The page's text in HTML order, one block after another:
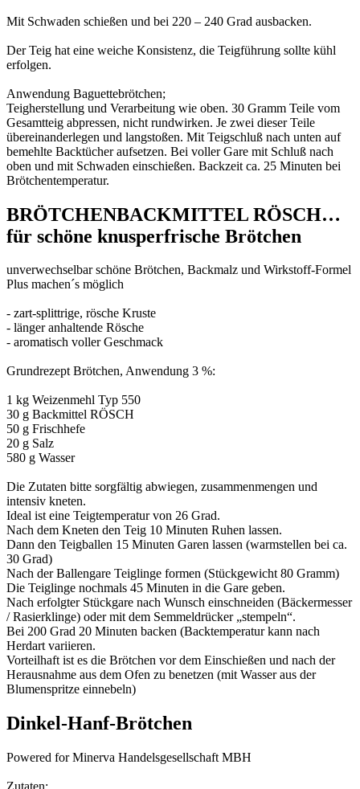
Mit Schwaden schießen und bei 220 – 240 Grad ausbacken.
Der Teig hat eine weiche Konsistenz, die Teigführung sollte kühl
erfolgen.
Anwendung Baguettebrötchen;
Teigherstellung und Verarbeitung wie oben. 30 Gramm Teile vom
Gesamtteig abpressen, nicht rundwirken. Je zwei dieser Teile
übereinanderlegen und langstoßen. Mit Teigschluß nach unten auf
bemehlte Backtücher aufsetzen. Bei voller Gare mit Schluß nach
oben und mit Schwaden einschießen. Backzeit ca. 25 Minuten bei
Brötchentemperatur.
BRÖTCHENBACKMITTEL RÖSCH…
für schöne knusperfrische Brötchen
unverwechselbar schöne Brötchen, Backmalz und Wirkstoff-Formel
Plus machen´s möglich
- zart-splittrige, rösche Kruste
- länger anhaltende Rösche
- aromatisch voller Geschmack
Grundrezept Brötchen, Anwendung 3 %:
1 kg Weizenmehl Typ 550
30 g Backmittel RÖSCH
50 g Frischhefe
20 g Salz
580 g Wasser
Die Zutaten bitte sorgfältig abwiegen, zusammenmengen und
intensiv kneten.
Ideal ist eine Teigtemperatur von 26 Grad.
Nach dem Kneten den Teig 10 Minuten Ruhen lassen.
Dann den Teigballen 15 Minuten Garen lassen (warmstellen bei ca.
30 Grad)
Nach der Ballengare Teiglinge formen (Stückgewicht 80 Gramm)
Die Teiglinge nochmals 45 Minuten in die Gare geben.
Nach erfolgter Stückgare nach Wunsch einschneiden (Bäckermesser
/ Rasierklinge) oder mit dem Semmeldrücker „stempeln“.
Bei 200 Grad 20 Minuten backen (Backtemperatur kann nach
Herdart variieren.
Vorteilhaft ist es die Brötchen vor dem Einschießen und nach der
Herausnahme aus dem Ofen zu benetzen (mit Wasser aus der
Blumenspritze einnebeln)
Dinkel-Hanf-Brötchen
Powered for Minerva Handelsgesellschaft MBH